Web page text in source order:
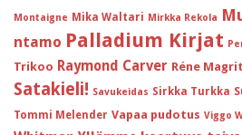
Montaigne Mika Waltari Mirkka Rekola
ntamo Palladium Kirjat
Trikoo Raymond Carver Réne
Satakieli! Savukeidas Sirkka Turkka
Tommi Melender Vapaa pudotus Viggo